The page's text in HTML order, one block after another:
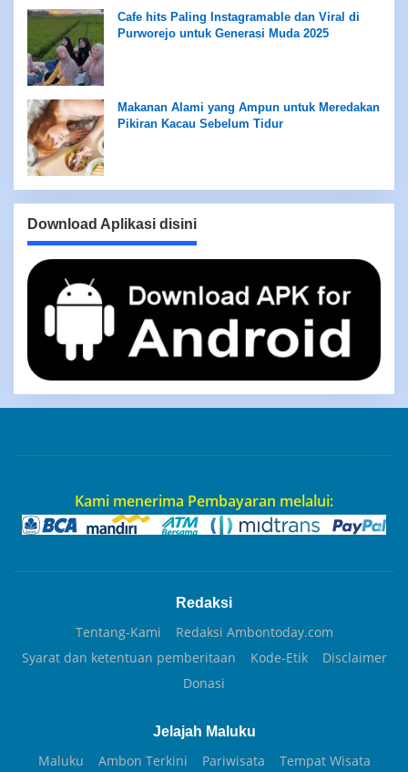
Cafe hits Paling Instagramable dan Viral di
Purworejo untuk Generasi Muda 2025
Makanan Alami yang Ampun untuk Meredakan
Pikiran Kacau Sebelum Tidur
Download Aplikasi disini
Kami menerima Pembayaran melalui:
Redaksi
Tentang-Kami
Redaksi Ambontoday.com
Syarat dan ketentuan pemberitaan
Kode-Etik
Disclaimer
Donasi
Jelajah Maluku
Maluku Ambon Terkini Pariwisata Tempat Wisata